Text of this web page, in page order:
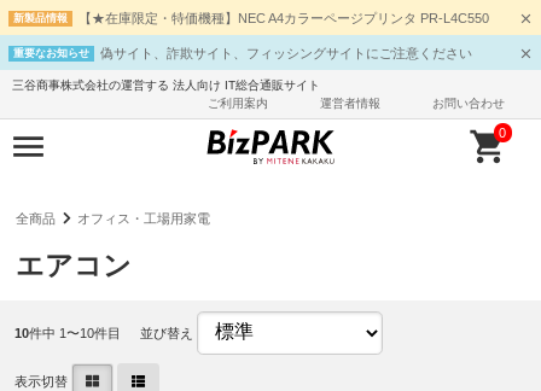
新製品情報 【★在庫限定・特価機種】NEC A4カラーページプリンタ PR-L4C550
重要なお知らせ 偽サイト、詐欺サイト、フィッシングサイトにご注意ください
三谷商事株式会社の運営する 法人向け IT総合通販サイト
ご利用案内
運営者情報 お問い合わせ
0
全商品 オフィス・工場用家電
エアコン
10件中 1〜10件目 並び替え
表示切替